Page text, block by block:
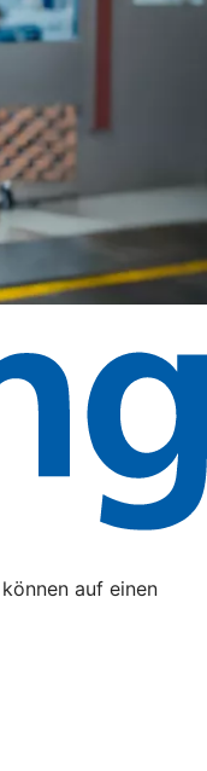
auf einen